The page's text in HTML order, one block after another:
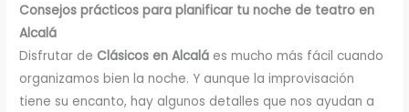
Consejos prácticos para planificar tu noche de teatro en
Alcalá
Disfrutar de Clásicos en Alcalá es mucho más fácil cuando
organizamos bien la noche. Y aunque la improvisación
tiene su encanto, hay algunos detalles que nos ayudan a